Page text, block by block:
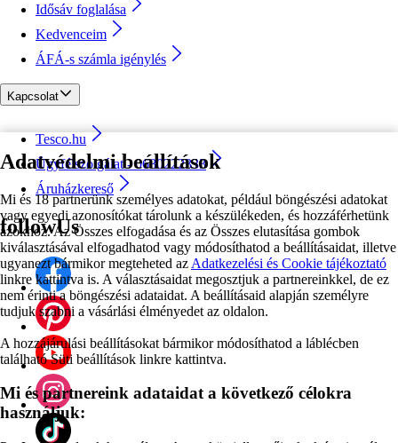
Adatvédelmi beállítások
Mi és 18 partnerünk személyes adatokat, például böngészési adatokat
vagy egyedi azonosítókat tárolunk a készülékeden, és hozzáférhetünk
azokhoz. Az Összes elfogadása és az Összes elutasítása gombok
kiválasztásával elfogadhatod vagy módosíthatod a beállításaidat, illetve
ugyanezt bármikor megteheted az Adatkezelési és Cookie tájékoztató
linkre kattintva is. A választásaidat megosztjuk a partnereinkkel, de ez
nem érinti a böngészési adataidat. A beállításaid alapján személyre
tudjuk szabni a vásárlási élményedet az oldalon.
A hozzájárulási beállításokat bármikor módosíthatod a láblécben
található Süti beállítások linkre kattintva.
Mi és partnereink adataidat a következő célokra
használjuk:
Idősáv foglalása
Kedvenceim
ÁFÁ-s számla igénylés
Kapcsolat
Tesco.hu
Ügyfélszolgálat - 0680222333
Áruházkereső
followUs